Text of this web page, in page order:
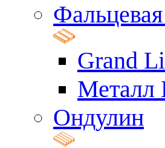
Grand
Металл
Ондулин